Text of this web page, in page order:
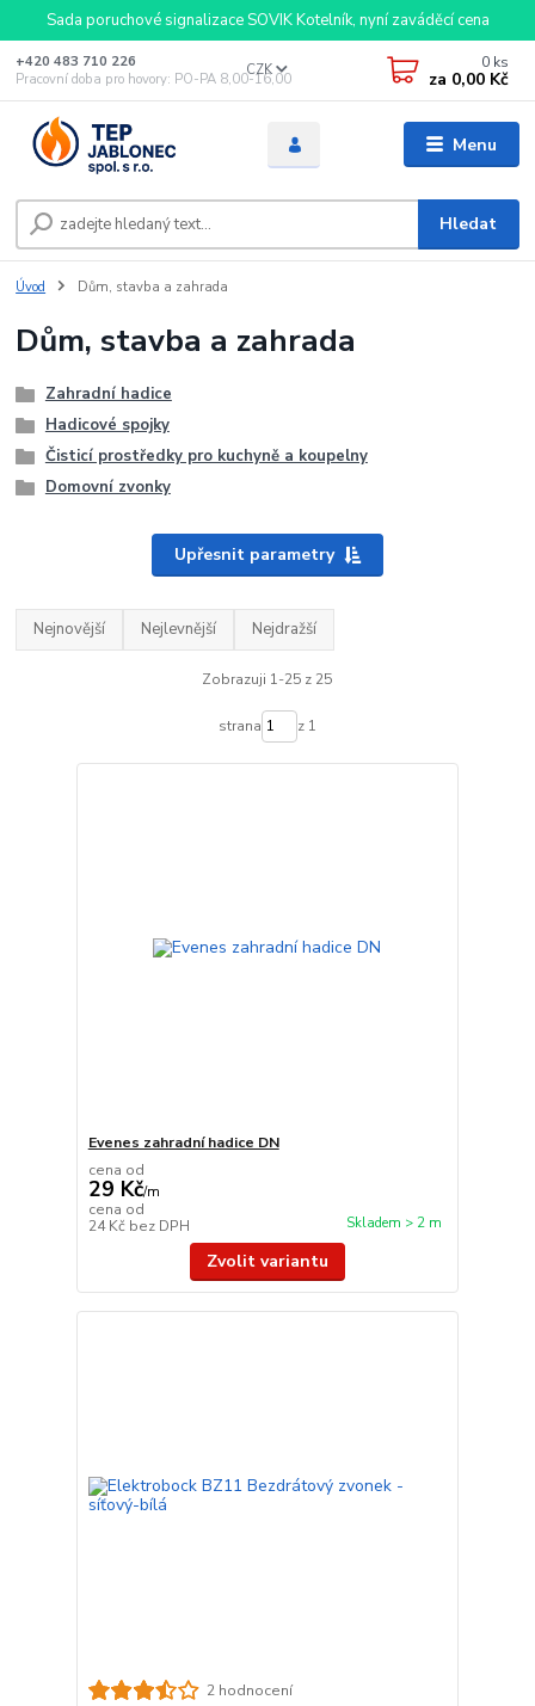
Sada poruchové signalizace SOVIK Kotelník, nyní zaváděcí cena
Menu
CZK
Hledat
+420 483 710 226
Pracovní doba pro hovory: PO-PA 8,00-16,00
0 ks
za 0,00 Kč
Úvod Dům, stavba a zahrada
Dům, stavba a zahrada
Zahradní hadice
Hadicové spojky
Čisticí prostředky pro kuchyně a koupelny
Domovní zvonky
Upřesnit parametry
Nejnovější Nejlevnější Nejdražší
Zobrazuji 1-25 z 25
strana z 1
Evenes zahradní hadice DN
cena od
29 Kč/m
cena od
24 Kč bez DPH Skladem > 2 m
Zvolit variantu
2 hodnocení